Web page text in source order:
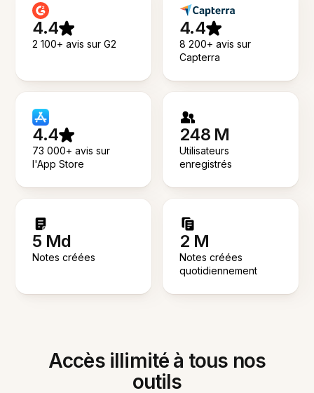
4.4
2 100+ avis sur G2
4.4
8 200+ avis sur
Capterra
4.4
73 000+ avis sur
l'App Store
248 M
Utilisateurs
enregistrés
5 Md
Notes créées
2 M
Notes créées
quotidiennement
Accès illimité à tous nos
outils